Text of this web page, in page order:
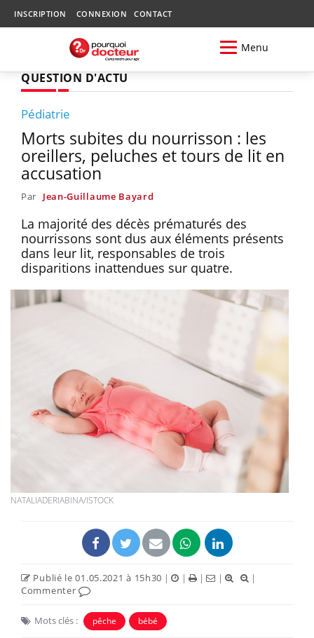
INSCRIPTION CONNEXION CONTACT
Menu
QUESTION D'ACTU
Pédiatrie
Morts subites du nourrisson : les
oreillers, peluches et tours de lit en
accusation
Par Jean-Guillaume Bayard
La majorité des décès prématurés des
nourrissons sont dus aux éléments présents
dans leur lit, responsables de trois
disparitions inattendues sur quatre.
NATALIADERIABINA/ISTOCK
Publié le 01.05.2021 à 15h30 | | | |
|
Commenter
Mots clés : pêche bébé